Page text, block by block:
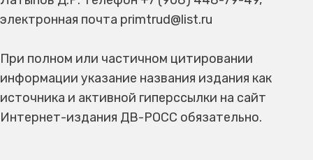
электронная почта primtrud@list.ru
При полном или частичном цитировании
информации указание названия издания как
источника и активной гиперссылки на сайт
Интернет-издания ДВ-РОСС обязательно.